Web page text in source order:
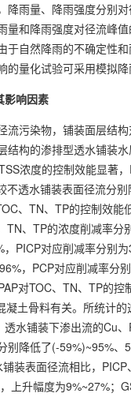
降雨量、降雨强度分别
量和降雨强度对径流峰
于自然降雨的不确定性
的量化试验可采用模拟降
影响因素
流污染物，铺装面层结
结构的渗排型透水铺装水
浓度的控制效能显著
透水铺装表面径流分别
、TN、TP的控制效能
TN、TP的浓度削减率分
PICP对应削减率分别为
，PCP对应削减率分别
对TOC、TN、TP的控
凝土骨料有关。所统计
水铺装下渗出流的Cu
别降低了(-59%)~95%、
装表面径流相比，
上升幅度为9%~27%；